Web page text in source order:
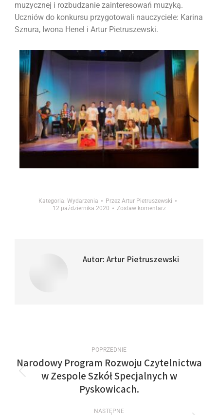
muzycznej i rozbudzanie zainteresowań muzyką.
Uczniów do konkursu przygotowali nauczyciele: Karina
Sznura, Iwona Henel i Artur Pietruszewski.
Kategoria: Wydarzenia Przez Artur Pietruszewski
12 października 2020
Zostaw komentarz
Autor: Artur Pietruszewski
POPRZEDNIE
Narodowy Program Rozwoju Czytelnictwa
w Zespole Szkół Specjalnych w
Pyskowicach.
NASTĘPNE